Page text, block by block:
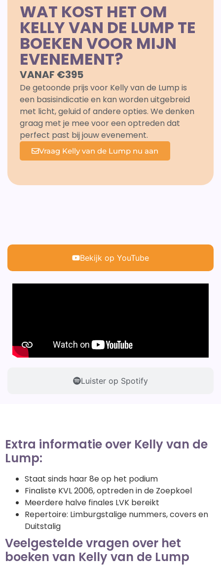
WAT KOST HET OM
KELLY VAN DE LUMP TE
BOEKEN VOOR MIJN
EVENEMENT?
VANAF €395
De getoonde prijs voor Kelly van de Lump is
een basisindicatie en kan worden uitgebreid
met licht, geluid of andere opties. We denken
graag met je mee voor een optreden dat
perfect past bij jouw evenement.
Vraag Kelly van de Lump nu aan
Bekijk op YouTube
Luister op Spotify
Extra informatie over Kelly van de
Lump:
Staat sinds haar 8e op het podium
Finaliste KVL 2006, optreden in de Zoepkoel
Meerdere halve finales LVK bereikt
Repertoire: Limburgstalige nummers, covers en
Duitstalig
Veelgestelde vragen over het
boeken van Kelly van de Lump